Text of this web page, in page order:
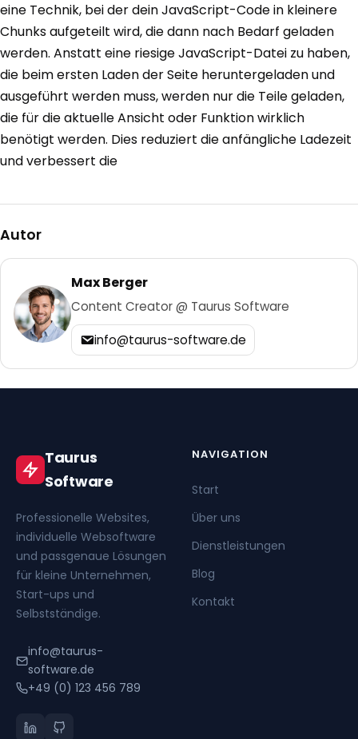
eine Technik, bei der dein JavaScript-Code in kleinere
Chunks aufgeteilt wird, die dann nach Bedarf geladen
werden. Anstatt eine riesige JavaScript-Datei zu haben,
die beim ersten Laden der Seite heruntergeladen und
ausgeführt werden muss, werden nur die Teile geladen,
die für die aktuelle Ansicht oder Funktion wirklich
benötigt werden. Dies reduziert die anfängliche Ladezeit
und verbessert die
Autor
Max Berger
Content Creator @ Taurus Software
info@taurus-software.de
Taurus
Software
Professionelle Websites,
individuelle Websoftware
und passgenaue Lösungen
für kleine Unternehmen,
Start-ups und
Selbstständige.
info@taurus-
software.de
+49 (0) 123 456 789
NAVIGATION
Start
Über uns
Dienstleistungen
Blog
Kontakt